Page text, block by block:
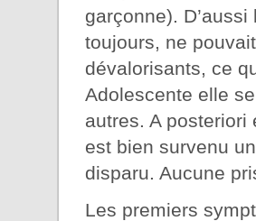
garçonne).
toujours, ne
dévalorisants, ce
Adolescente elle
autres. A posteriori
est bien survenu
disparu. Aucune
Les premiers